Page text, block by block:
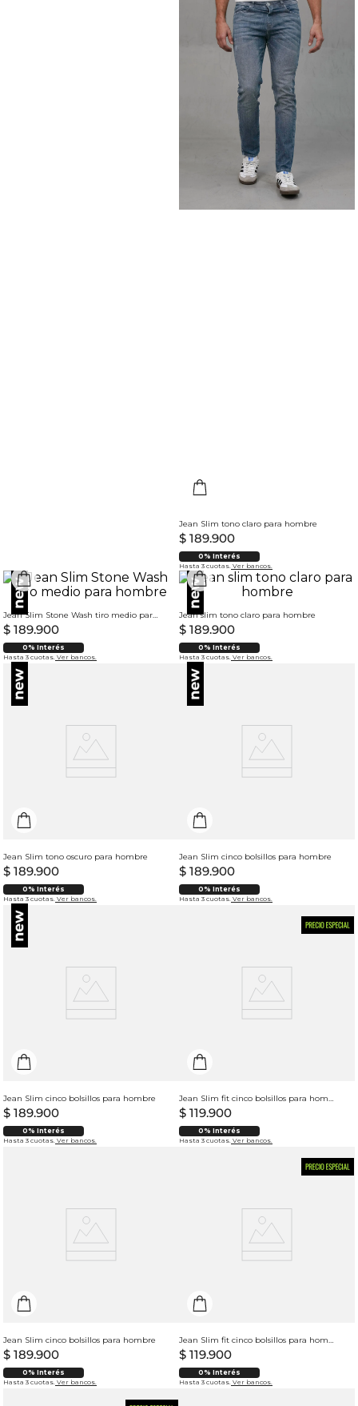
Jean Slim tono claro para hombre
$ 189.900
0% Interés
Hasta 3 cuotas. Ver bancos.
Jean Slim Stone Wash tiro medio para hombre
$ 189.900
0% Interés
Hasta 3 cuotas. Ver bancos.
Jean slim tono claro para hombre
$ 189.900
0% Interés
Hasta 3 cuotas. Ver bancos.
Jean Slim tono oscuro para hombre
$ 189.900
0% Interés
Hasta 3 cuotas. Ver bancos.
Jean Slim cinco bolsillos para hombre
$ 189.900
0% Interés
Hasta 3 cuotas. Ver bancos.
Jean Slim cinco bolsillos para hombre
$ 189.900
0% Interés
Hasta 3 cuotas. Ver bancos.
Jean Slim fit cinco bolsillos para hombre
$ 119.900
0% Interés
Hasta 3 cuotas. Ver bancos.
Jean Slim cinco bolsillos para hombre
$ 189.900
0% Interés
Hasta 3 cuotas. Ver bancos.
Jean Slim fit cinco bolsillos para hombre
$ 119.900
0% Interés
Hasta 3 cuotas. Ver bancos.